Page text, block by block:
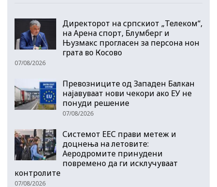
Директорот на српскиот „Телеком“,
на Арена спорт, Блумберг и
Њузмакс прогласен за персона нон
грата во Косово
07/08/2026
Превозниците од Западен Балкан
најавуваат нови чекори ако ЕУ не
понуди решение
07/08/2026
Системот ЕЕС прави метеж и
доцнења на летовите:
Аеродромите принудени
повремено да ги исклучуваат
контролите
07/08/2026